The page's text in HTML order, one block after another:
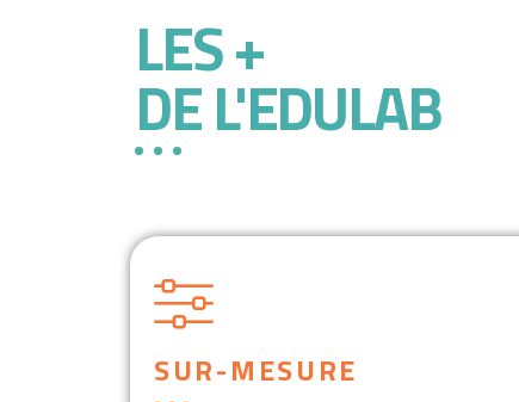
LES +
DE L'EDULAB
SUR-MESURE